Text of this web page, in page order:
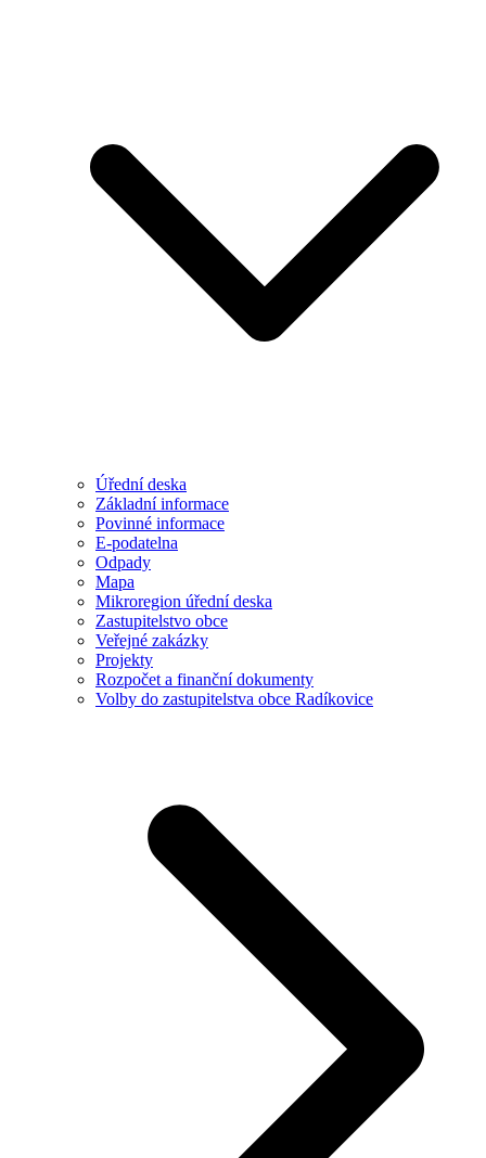
Úřední deska
Základní informace
Povinné informace
E-podatelna
Odpady
Mapa
Mikroregion úřední deska
Zastupitelstvo obce
Veřejné zakázky
Projekty
Rozpočet a finanční dokumenty
Volby do zastupitelstva obce Radíkovice